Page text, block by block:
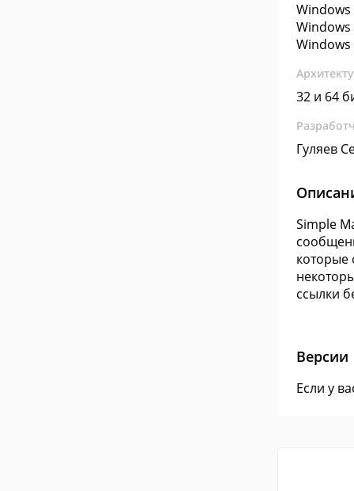
Windows
Windows
Windows
32 и 64
Гуляев
Simple
которые
ссылки
Версии
Если у